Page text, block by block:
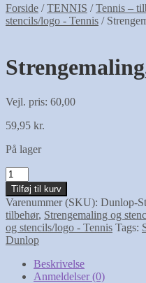
Forside /TENNIS /Tennis –
stencils/logo - Tennis /
Vejl. pris: 60,00
59,95 kr.
På lager
Strengemaling,
Dunlop
antal
Tilføj til kurv
Varenummer (SKU): Dunlop-
tilbehør, Strengemaling og
og stencils/logo - Tennis Tags:
Dunlop
Beskrivelse
Anmeldelser (0)